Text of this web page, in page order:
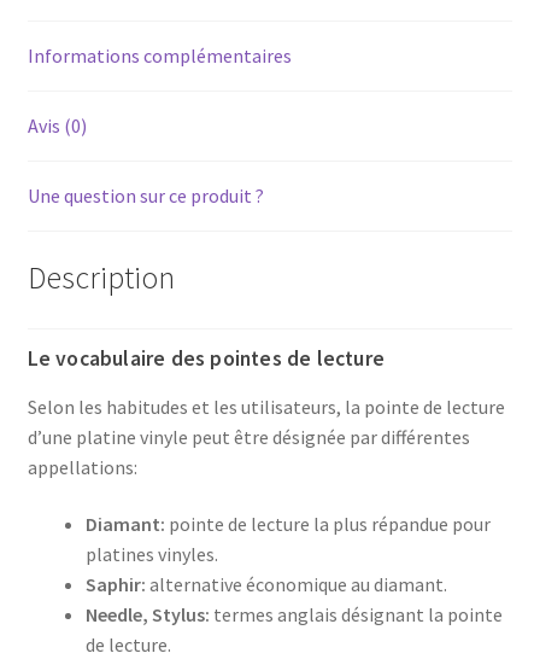
Informations complémentaires
Avis (0)
Une question sur ce produit ?
Description
Le vocabulaire des pointes de lecture
Selon les habitudes et les utilisateurs, la pointe de lecture
d’une platine vinyle peut être désignée par différentes
appellations:
Diamant: pointe de lecture la plus répandue pour
platines vinyles.
Saphir: alternative économique au diamant.
Needle, Stylus: termes anglais désignant la pointe
de lecture.